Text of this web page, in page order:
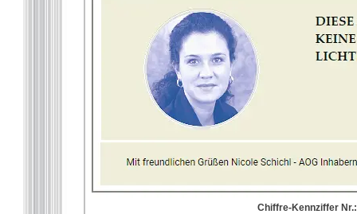
Chiffre-Kennziffer